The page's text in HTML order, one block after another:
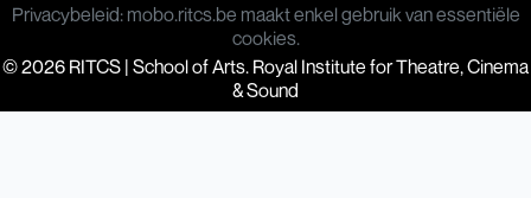
Privacybeleid: mobo.ritcs.be maakt enkel gebruik van essentiële
cookies.
© 2026 RITCS | School of Arts. Royal Institute for Theatre, Cinema
& Sound